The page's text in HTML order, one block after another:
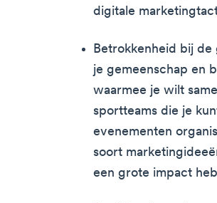
digitale
Betrokkenheid bij de
je gemeenschap en
waarmee je wilt
sportteams die je
evenementen
soort
een grote impact